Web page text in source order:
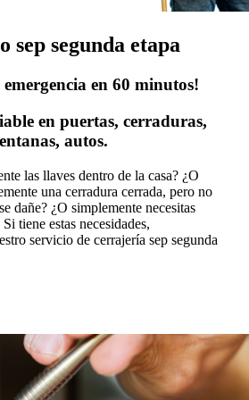
sep segunda etapa
emergencia en 60 minutos!
en puertas, cerraduras,
autos.
las llaves dentro de la casa? ¿O
una cerradura cerrada, pero no
dañe? ¿O simplemente necesitas
Si tiene estas necesidades,
servicio de cerrajería sep segunda